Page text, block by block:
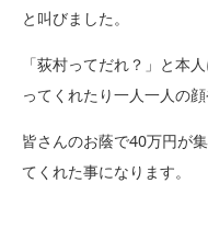
と叫びました。
「荻村ってだれ？」と本
ってくれたり一人一人の
皆さんのお蔭で40万円が
てくれた事になります。